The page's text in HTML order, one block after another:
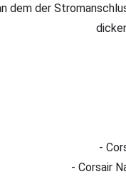
dem der
-
- Corsair